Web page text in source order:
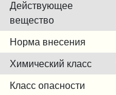
Действующее
вещество
Норма внесения
Химический класс
Класс опасности